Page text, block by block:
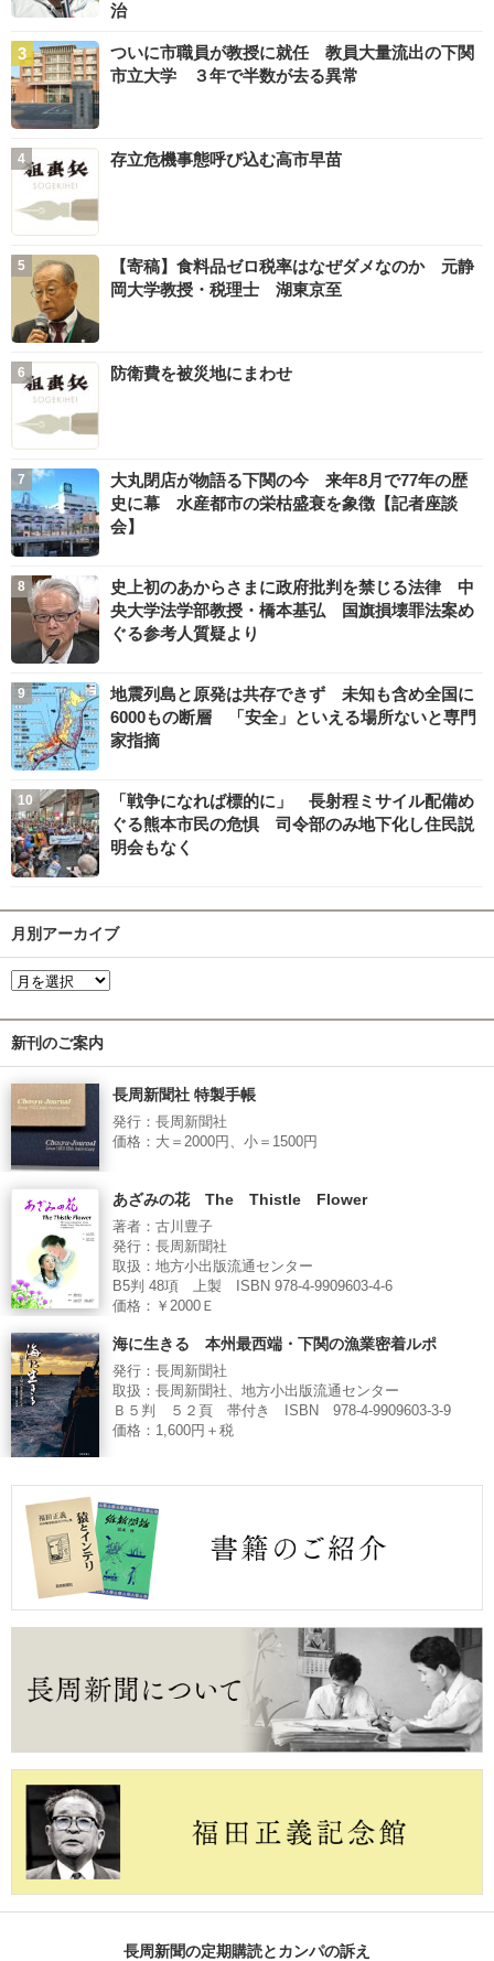
治
ついに市職員が教授に就任 教員大量流出の下関
市立大学 ３年で半数が去る異常
存立危機事態呼び込む高市早苗
【寄稿】食料品ゼロ税率はなぜダメなのか 元静
岡大学教授・税理士 湖東京至
防衛費を被災地にまわせ
大丸閉店が物語る下関の今 来年8月で77年の歴
史に幕 水産都市の栄枯盛衰を象徴【記者座談
会】
史上初のあからさまに政府批判を禁じる法律 中
央大学法学部教授・橋本基弘 国旗損壊罪法案め
ぐる参考人質疑より
地震列島と原発は共存できず 未知も含め全国に
6000もの断層 「安全」といえる場所ないと専門
家指摘
「戦争になれば標的に」 長射程ミサイル配備め
ぐる熊本市民の危惧 司令部のみ地下化し住民説
明会もなく
月別アーカイブ
新刊のご案内
長周新聞社 特製手帳
発行：長周新聞社
価格：大＝2000円、小＝1500円
あざみの花 The Thistle Flower
著者：古川豊子
発行：長周新聞社
取扱：地方小出版流通センター
B5判 48項 上製 ISBN 978-4-9909603-4-6
価格：￥2000Ｅ
海に生きる 本州最西端・下関の漁業密着ルポ
発行：長周新聞社
取扱：長周新聞社、地方小出版流通センター
Ｂ５判 ５２頁 帯付き ISBN 978-4-9909603-3-9
価格：1,600円＋税
長周新聞の定期購読とカンパの訴え